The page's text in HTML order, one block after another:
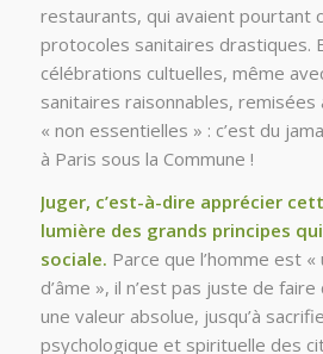
restaurants, qui avaient pourtant
protocoles sanitaires drastiques.
célébrations cultuelles, même
sanitaires raisonnables,
« non essentielles » : c’est du
à Paris sous la Commune !
Juger, c’est-à-dire apprécier
lumière des grands principes
sociale. Parce que l’homme est
d’âme », il n’est pas juste de
une valeur absolue, jusqu’à
psychologique et spirituelle des